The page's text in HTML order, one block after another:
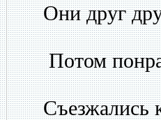
Они друг
Потом
Съезжались